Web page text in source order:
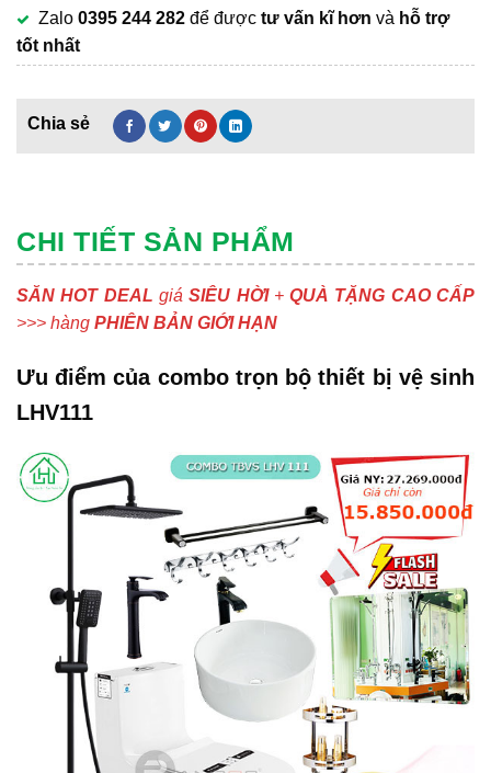
Zalo 0395 244 282 để được tư vấn kĩ hơn và hỗ trợ
tốt nhất
CHI TIẾT SẢN PHẨM
SĂN HOT DEAL giáSIÊU HỜI+QUÀ TẶNG CAO CẤP
>>> hàng PHIÊN BẢN GIỚI HẠN
Ưu điểm của combo trọn bộ thiết bị vệ sinh
LHV111